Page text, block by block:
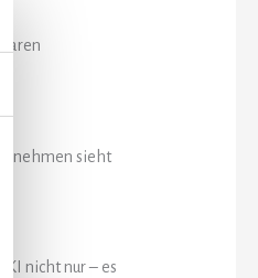
sieht
nicht nur – es